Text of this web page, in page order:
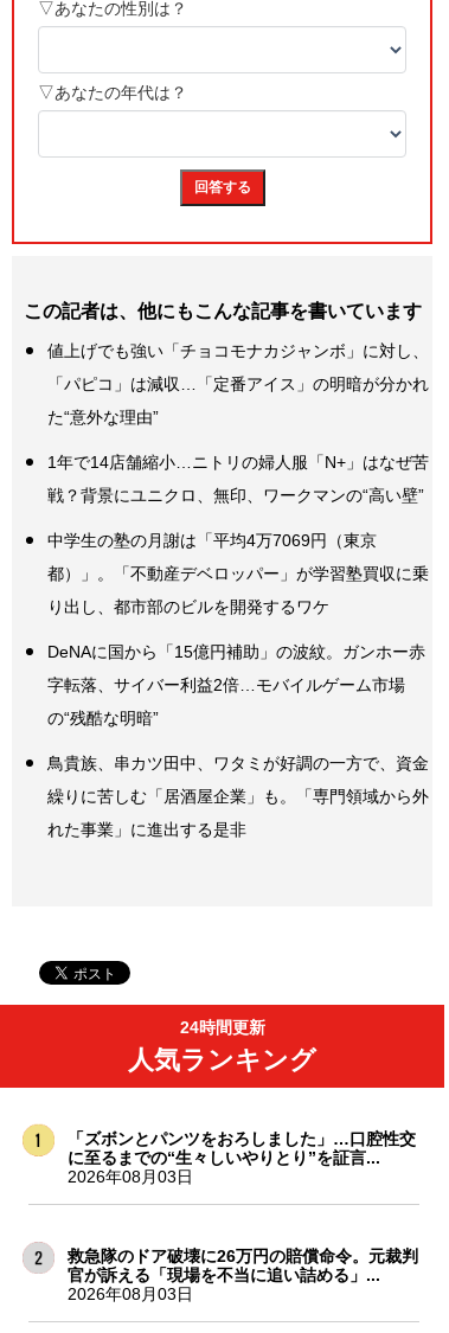
この記者は、他にもこんな記事を書いています
値上げでも強い「チョコモナカジャンボ」に対し、
「パピコ」は減収…「定番アイス」の明暗が分かれ
た“意外な理由”
1年で14店舗縮小…ニトリの婦人服「N+」はなぜ苦
戦？背景にユニクロ、無印、ワークマンの“高い壁”
中学生の塾の月謝は「平均4万7069円（東京
都）」。「不動産デベロッパー」が学習塾買収に乗
り出し、都市部のビルを開発するワケ
DeNAに国から「15億円補助」の波紋。ガンホー赤
字転落、サイバー利益2倍…モバイルゲーム市場
の“残酷な明暗”
鳥貴族、串カツ田中、ワタミが好調の一方で、資金
繰りに苦しむ「居酒屋企業」も。「専門領域から外
れた事業」に進出する是非
24時間更新
人気ランキング
「ズボンとパンツをおろしました」…口腔性交
に至るまでの“生々しいやりとり”を証言...
2026年08月03日
救急隊のドア破壊に26万円の賠償命令。元裁判
官が訴える「現場を不当に追い詰める」...
2026年08月03日